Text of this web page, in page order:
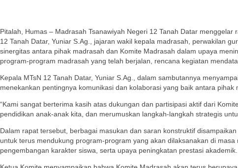
Pitalah, Humas – Madrasah Tsanawiyah Negeri 12 Tanah Datar
12 Tanah Datar, Yuniar S.Ag., jajaran wakil kepala madrasah, perwakilan
sinergitas antara pihak madrasah dan Komite Madrasah dalam upaya
program-program madrasah yang telah berjalan, rencana kegiatan
Kepala MTsN 12 Tanah Datar, Yuniar S.Ag., dalam sambutannya
menekankan pentingnya komunikasi dan kolaborasi yang baik antara
“Kami sangat berterima kasih atas dukungan dan partisipasi aktif dari
pendidikan anak-anak kita, dan merumuskan langkah-langkah strategis
Dalam rapat tersebut, berbagai masukan dan saran konstruktif
untuk terus mendukung program-program yang akan dilaksanakan di
pengembangan karakter siswa, serta upaya peningkatan prestasi akademik.